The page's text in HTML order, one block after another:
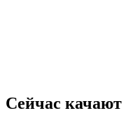
Сейчас качают